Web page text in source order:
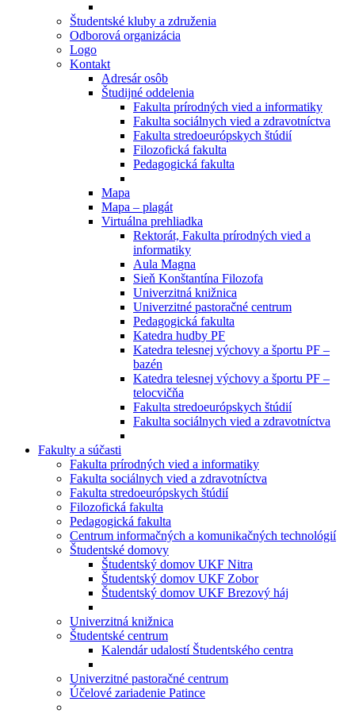
Študentské kluby a združenia
Odborová organizácia
Logo
Kontakt
Adresár osôb
Študijné oddelenia
Fakulta prírodných vied a informatiky
Fakulta sociálnych vied a zdravotníctva
Fakulta stredoeurópskych štúdií
Filozofická fakulta
Pedagogická fakulta
Mapa
Mapa – plagát
Virtuálna prehliadka
Rektorát, Fakulta prírodných vied a
informatiky
Aula Magna
Sieň Konštantína Filozofa
Univerzitná knižnica
Univerzitné pastoračné centrum
Pedagogická fakulta
Katedra hudby PF
Katedra telesnej výchovy a športu PF –
bazén
Katedra telesnej výchovy a športu PF –
telocvičňa
Fakulta stredoeurópskych štúdií
Fakulta sociálnych vied a zdravotníctva
Fakulty a súčasti
Fakulta prírodných vied a informatiky
Fakulta sociálnych vied a zdravotníctva
Fakulta stredoeurópskych štúdií
Filozofická fakulta
Pedagogická fakulta
Centrum informačných a komunikačných technológií
Študentské domovy
Študentský domov UKF Nitra
Študentský domov UKF Zobor
Študentský domov UKF Brezový háj
Univerzitná knižnica
Študentské centrum
Kalendár udalostí Študentského centra
Univerzitné pastoračné centrum
Účelové zariadenie Patince